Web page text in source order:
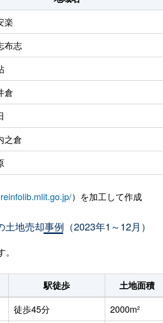
楽
布志
倉
之倉
）を加工して作成
土地売却事例（2023年1～12月）
駅徒歩 土地面積
徒歩45分 2000m²